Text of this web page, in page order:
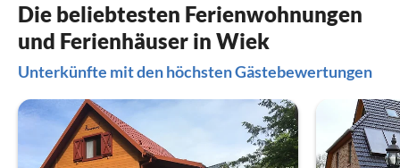
Die beliebtesten Ferienwohnungen
und Ferienhäuser in Wiek
Unterkünfte mit den höchsten Gästebewertungen